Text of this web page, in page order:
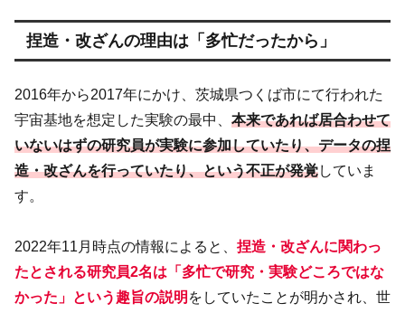
捏造・改ざんの理由は「多忙だったから」
2016年から2017年にかけ、茨城県つくば市にて行われた
宇宙基地を想定した実験の最中、 本来であれば居合わせて
いないはずの研究員が実験に参加していたり、データの捏
造・改ざんを行っていたり、という不正が発覚していま
す。
2022年11月時点の情報によると、 捏造・改ざんに関わっ
たとされる研究員2名は「多忙で研究・実験どころではな
かった」という趣旨の説明 をしていたことが明かされ、世